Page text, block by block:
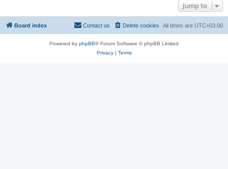
Jump to
Board index All times are UTC+03:00
Delete cookies
Contact us
Powered by phpBB® Forum Software © phpBB Limited
Privacy| Terms